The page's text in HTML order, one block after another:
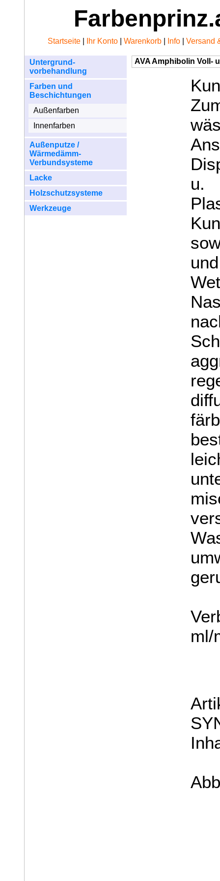
Startseite Ihr Konto Warenkorb Info Versand
Untergrund-
vorbehandlung
Farben und
Beschichtungen
Außenfarben
Innenfarben
Außenputze /
Wärmedämm-
Verbundsysteme
Lacke
Holzschutzsysteme
Werkzeuge
AVA Amphibolin Voll-
u.
ml/